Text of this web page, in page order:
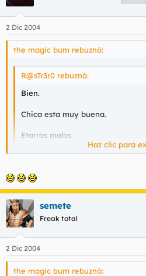
2 Dic 2004
the magic bum rebuznó:
R@sTr3r0 rebuznó:
Bien.
Chica esta muy buena.
Etarras malos
Regimen Franquista aun mas
Resumen: Todos son unos de
Consecuencia: La política es la
coño Rastrer0, últimamente te veo
hasta soltando reflexiones con
sentao la cabeza....
Haz clic para
semete
Freak total
2 Dic 2004
the magic bum rebuznó: